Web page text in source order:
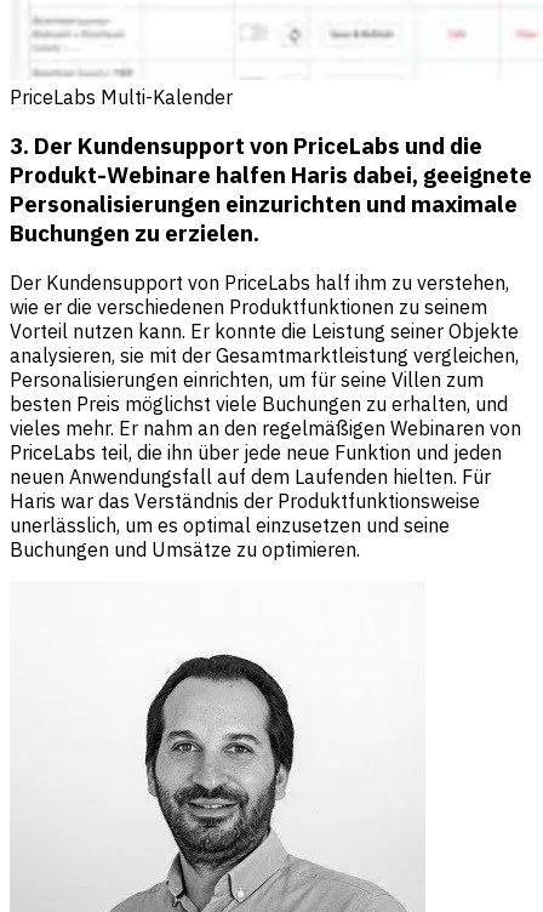
PriceLabs Multi-Kalender
3. Der Kundensupport von PriceLabs und die
Produkt-Webinare halfen Haris dabei, geeignete
Personalisierungen einzurichten und maximale
Buchungen zu erzielen.
Der Kundensupport von PriceLabs half ihm zu verstehen,
wie er die verschiedenen Produktfunktionen zu seinem
Vorteil nutzen kann. Er konnte die Leistung seiner Objekte
analysieren, sie mit der Gesamtmarktleistung vergleichen,
Personalisierungen einrichten, um für seine Villen zum
besten Preis möglichst viele Buchungen zu erhalten, und
vieles mehr. Er nahm an den regelmäßigen Webinaren von
PriceLabs teil, die ihn über jede neue Funktion und jeden
neuen Anwendungsfall auf dem Laufenden hielten. Für
Haris war das Verständnis der Produktfunktionsweise
unerlässlich, um es optimal einzusetzen und seine
Buchungen und Umsätze zu optimieren.